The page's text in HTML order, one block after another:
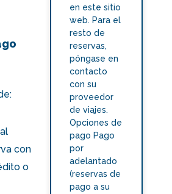
con
o
en este sitio
web. Para el
resto de
reservas,
póngase en
contacto
con su
proveedor
de viajes.
Opciones de
pago Pago
por
adelantado
(reservas de
pago a su